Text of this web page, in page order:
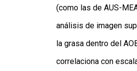
(como las de AUS-
análisis de imagen
la grasa dentro del
correlaciona con